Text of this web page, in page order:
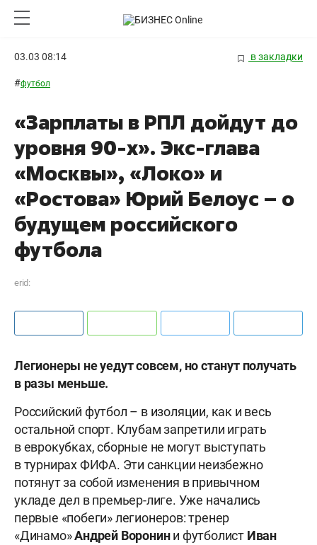
03.03 08:14 в закладки
#футбол
«Зарплаты в РПЛ дойдут до
уровня 90-х». Экс-глава
«Москвы», «Локо» и
«Ростова» Юрий Белоус – о
будущем российского
футбола
erid:
Легионеры не уедут совсем, но станут получать
в разы меньше.
Российский футбол – в изоляции, как и весь
остальной спорт. Клубам запретили играть
в еврокубках, сборные не могут выступать
в турнирах ФИФА. Эти санкции неизбежно
потянут за собой изменения в привычном
укладе дел в премьер-лиге. Уже начались
первые «побеги» легионеров: тренер
«Динамо»Андрей Воронини футболист Иван